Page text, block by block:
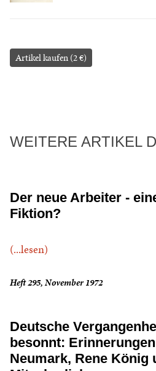
Artikel kaufen (2 €)
WEITERE ARTIKEL
Der neue Arbeiter -
Fiktion?
(...lesen)
Heft 295, November 1972
Deutsche
besonnt:
Neumark, Rene König